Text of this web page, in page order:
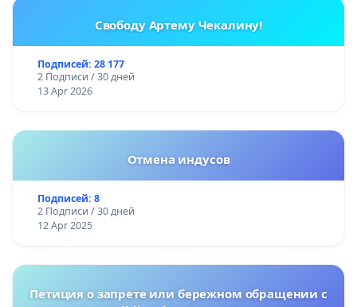
Свободу Артему Чекалину!
Подписей: 28 177
2 Подписи / 30 дней
13 Apr 2026
Отмена индусов
Подписей: 8
2 Подписи / 30 дней
12 Apr 2025
Петиция о запрете или бережном обращении с